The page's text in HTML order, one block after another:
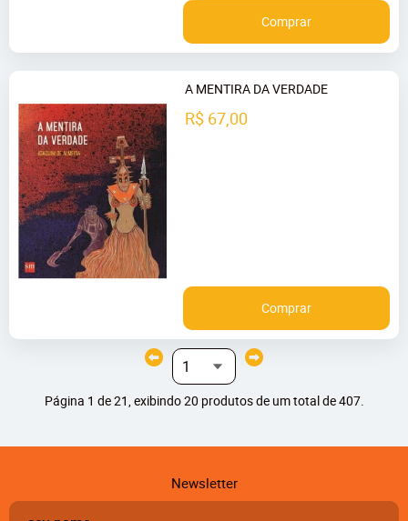
Comprar
A MENTIRA DA VERDADE
R$ 67,00
Comprar
Página 1 de 21, exibindo 20 produtos de um total de 407.
Newsletter